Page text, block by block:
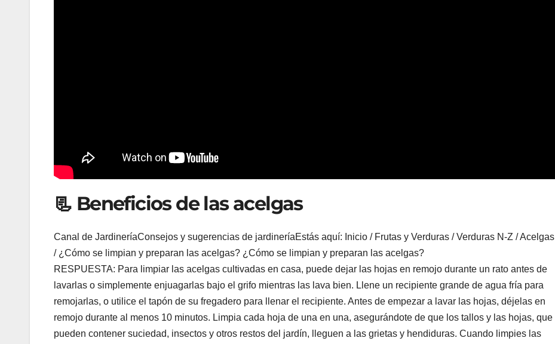
📃 Beneficios de las acelgas
Canal de JardineríaConsejos y sugerencias de jardineríaEstás aquí: Inicio / Frutas y Verduras / Verduras N-Z / Acelgas
/ ¿Cómo se limpian y preparan las acelgas? ¿Cómo se limpian y preparan las acelgas?
RESPUESTA: Para limpiar las acelgas cultivadas en casa, puede dejar las hojas en remojo durante un rato antes de
lavarlas o simplemente enjuagarlas bajo el grifo mientras las lava bien. Llene un recipiente grande de agua fría para
remojarlas, o utilice el tapón de su fregadero para llenar el recipiente. Antes de empezar a lavar las hojas, déjelas en
remojo durante al menos 10 minutos. Limpia cada hoja de una en una, asegurándote de que los tallos y las hojas, que
pueden contener suciedad, insectos y otros restos del jardín, lleguen a las grietas y hendiduras. Cuando limpies las